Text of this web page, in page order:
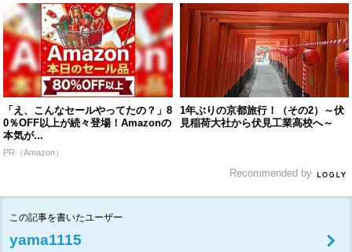
「え、こんなセールやってたの？」8
0％OFF以上が続々登場！Amazonの
本気が...
PR（Amazon）
1年ぶりの京都旅行！（その2）～伏
見稲荷大社から伏見工業高校へ～
Recommended by
この記事を書いたユーザー
yama1115